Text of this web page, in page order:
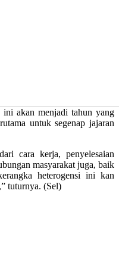
ini akan menjadi tahun yang
untuk segenap jajaran
cara kerja, penyelesaian
masyarakat juga, baik
heterogensi ini kan
tuturnya. (Sel)